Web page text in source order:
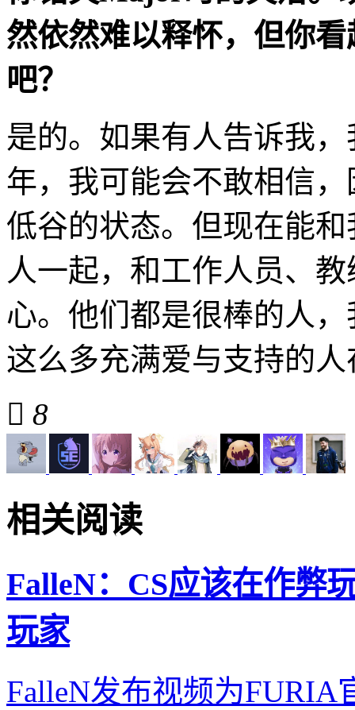
然依然难以释怀，但你
吧？
是的。如果有人告诉我
年，我可能会不敢相信
低谷的状态。但现在能
人一起，和工作人员、
心。他们都是很棒的人
这么多充满爱与支持的
 8
相关阅读
FalleN：CS应该在作弊
玩家
FalleN发布视频为